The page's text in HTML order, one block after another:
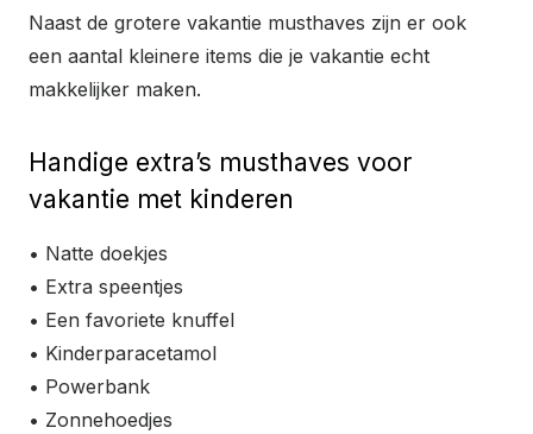
Naast de grotere vakantie musthaves zijn er ook
een aantal kleinere items die je vakantie echt
makkelijker maken.
Handige extra’s musthaves voor
vakantie met kinderen
• Natte doekjes
• Extra speentjes
• Een favoriete knuffel
• Kinderparacetamol
• Powerbank
• Zonnehoedjes